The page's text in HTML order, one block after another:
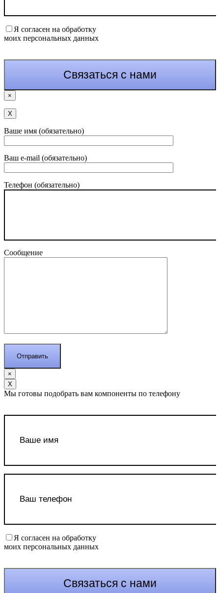
Я согласен на обработку
моих персональных данных
×
Х
Ваше имя (обязательно)
Ваш e-mail (обязательно)
Телефон (обязательно)
Сообщение
×
Х
Мы готовы подобрать вам компоненты по телефону
Я согласен на обработку
моих персональных данных